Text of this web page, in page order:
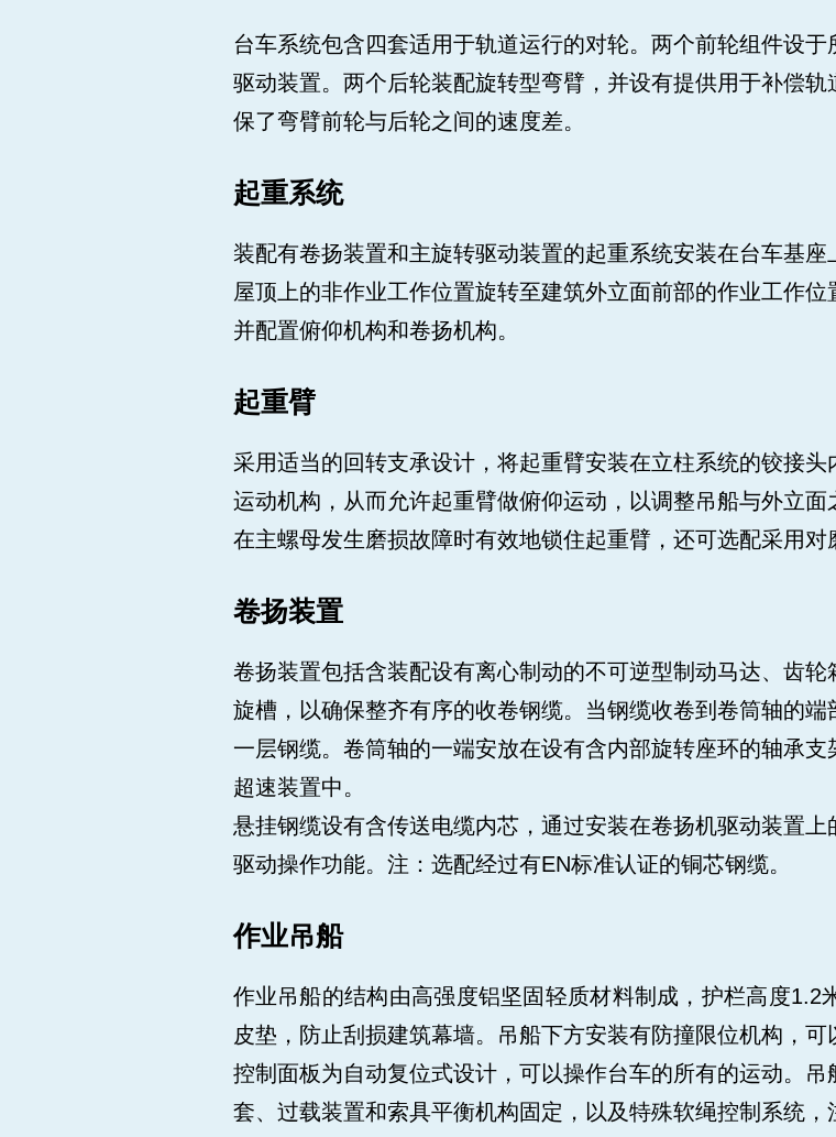
台车系统包含四套适用于轨道运行的对轮。两个前轮组件设
驱动装置。两个后轮装配旋转型弯臂，并设有提供用于补偿
保了弯臂前轮与后轮之间的速度差。
起重系统
装配有卷扬装置和主旋转驱动装置的起重系统安装在台车基
屋顶上的非作业工作位置旋转至建筑外立面前部的作业工作
并配置俯仰机构和卷扬机构。
起重臂
采用适当的回转支承设计，将起重臂安装在立柱系统的铰接
运动机构，从而允许起重臂做俯仰运动，以调整吊船与外立
在主螺母发生磨损故障时有效地锁住起重臂，还可选配采用对
卷扬装置
卷扬装置包括含装配设有离心制动的不可逆型制动马达、齿
旋槽，以确保整齐有序的收卷钢缆。当钢缆收卷到卷筒轴的
一层钢缆。卷筒轴的一端安放在设有含内部旋转座环的轴承
超速装置中。
悬挂钢缆设有含传送电缆内芯，通过安装在卷扬机驱动装置
驱动操作功能。注：选配经过有EN标准认证的铜芯钢缆。
作业吊船
作业吊船的结构由高强度铝坚固轻质材料制成，护栏高度1.2
皮垫，防止刮损建筑幕墙。吊船下方安装有防撞限位机构，
控制面板为自动复位式设计，可以操作台车的所有的运动。
套、过载装置和索具平衡机构固定，以及特殊软绳控制系统